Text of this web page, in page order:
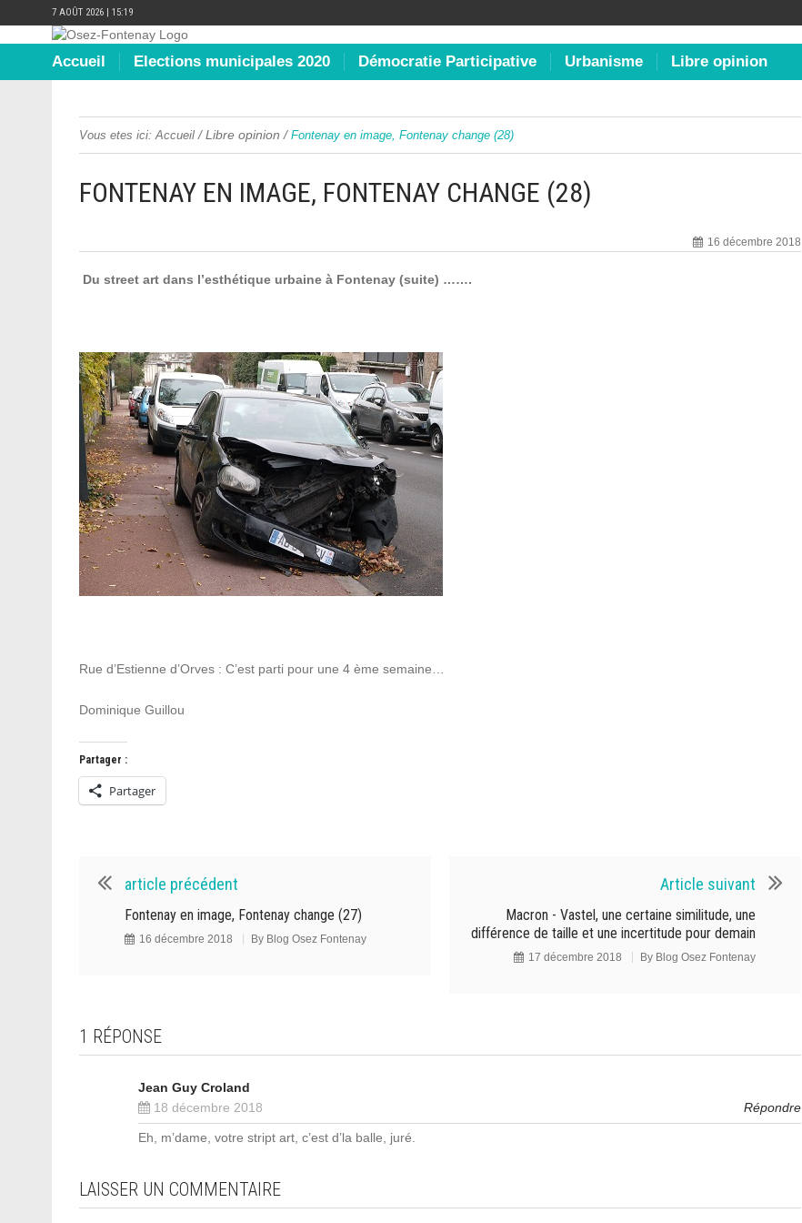
7 AOÛT 2026 | 15:19
Accueil Elections municipales 2020 Démocratie Participative Urbanisme Libre opinion
Vous etes ici: Accueil /Libre opinion / Fontenay en image, Fontenay change (28)
FONTENAY EN IMAGE, FONTENAY CHANGE (28)
16 décembre 2018
Du street art dans l’esthétique urbaine à Fontenay (suite) …….
Rue d’Estienne d’Orves : C’est parti pour une 4 ème semaine…
Dominique Guillou
Partager :
Partager
article précédent
Fontenay en image, Fontenay change (27)
16 décembre 2018 By Blog Osez Fontenay
Article suivant
Macron - Vastel, une certaine similitude, une
différence de taille et une incertitude pour demain
17 décembre 2018 By Blog Osez Fontenay
1 RÉPONSE
Jean Guy Croland
18 décembre 2018
Répondre
Eh, m’dame, votre stript art, c’est d’la balle, juré.
LAISSER UN COMMENTAIRE